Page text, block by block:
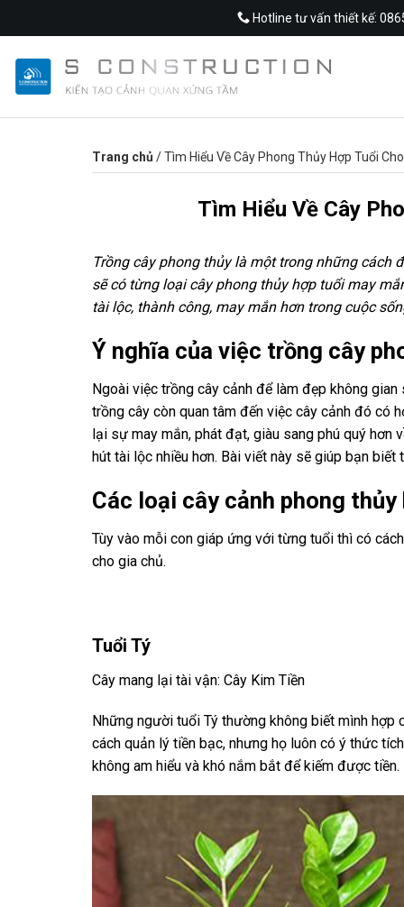
to
content
Hotline tư vấn thiết kế:
Trang chủ /Tìm Hiểu Về Cây Phong Thủy Hợp Tuổi
Tìm Hiểu Về Cây
Trồng cây phong thủy là một trong những cách
sẽ có từng loại cây phong thủy hợp tuổi may
tài lộc, thành công, may mắn hơn trong cuộc
Ý nghĩa của việc trồng cây
Ngoài việc trồng cây cảnh để làm đẹp không
trồng cây còn quan tâm đến việc cây cảnh đó có
lại sự may mắn, phát đạt, giàu sang phú quý hơn
hút tài lộc nhiều hơn. Bài viết này sẽ giúp bạn
Các loại cây cảnh phong
Tùy vào mỗi con giáp ứng với từng tuổi thì có
cho gia chủ.
Tuổi Tý
Cây mang lại tài vận: Cây Kim Tiền
Những người tuổi Tý thường không biết mình
cách quản lý tiền bạc, nhưng họ luôn có ý thức
không am hiểu và khó nắm bắt để kiếm được tiền.